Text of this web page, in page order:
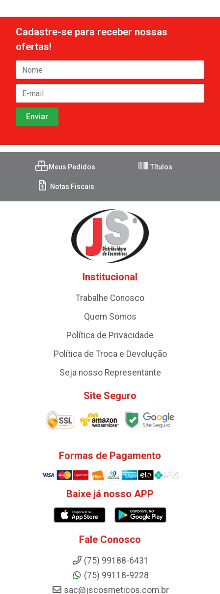
Cadastre-se para receber nossas
ofertas!
Meus Pedidos Títulos
Notas Fiscais
Institucional
Trabalhe Conosco
Quem Somos
Política de Privacidade
Política de Troca e Devolução
Seja nosso Representante
Site Seguro
Formas de Pagamento
Baixe já nosso APP
Fale Conosco
(75) 99188-6431
(75) 99118-9228
sac@jscosmeticos.com.br